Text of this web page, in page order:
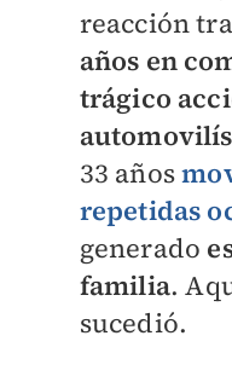
reacción
años en
trágico
33 años
repetidas
generado
familia.
sucedió.